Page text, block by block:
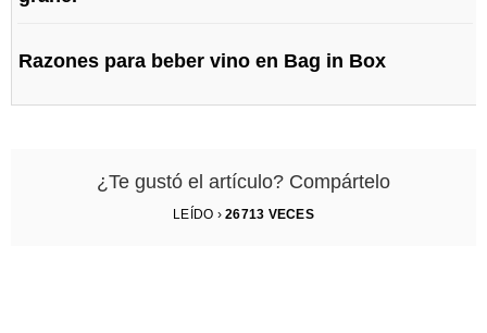
Razones para beber vino en Bag in Box
¿Te gustó el artículo? Compártelo
LEÍDO ›26713 VECES